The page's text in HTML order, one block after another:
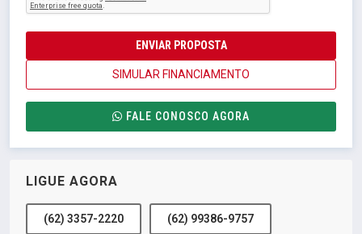
ENVIAR PROPOSTA
SIMULAR FINANCIAMENTO
FALE CONOSCO AGORA
LIGUE AGORA
(62) 3357-2220 (62) 99386-9757